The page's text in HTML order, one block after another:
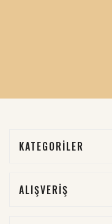
KATEGORİLER
ALIŞVERİŞ